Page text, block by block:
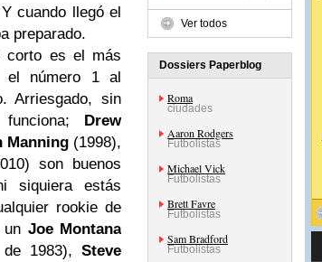
cuando llegó el
preparado.
corto es el más
el número 1 al
Arriesgado, sin
Drew
Manning (1998),
son buenos
siquiera estás
rookie de
un Joe Montana
1983), Steve
Ver todos
Dossiers Paperblog
Roma
ciudades
Aaron Rodgers
Futbolistas
Michael Vick
Futbolistas
Brett Favre
Futbolistas
Sam Bradford
Futbolistas